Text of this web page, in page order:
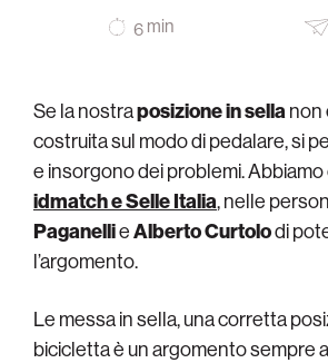
6 min
Se la nostraposizione in sellanon
costruita sul modo di pedalare, si
e insorgono dei problemi.
idmatch e Selle Italia, nelle
PaganellieAlberto Curtolodi
l’argomento.
Le messa in sella, una corretta
bicicletta è un argomento sempre